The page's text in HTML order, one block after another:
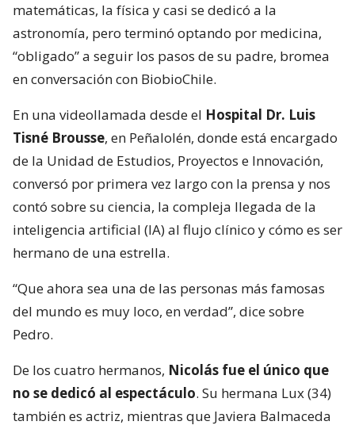
matemáticas, la física y casi se dedicó a la
astronomía, pero terminó optando por medicina,
“obligado” a seguir los pasos de su padre, bromea
en conversación con BiobioChile.
En una videollamada desde el Hospital Dr. Luis
Tisné Brousse, en Peñalolén, donde está encargado
de la Unidad de Estudios, Proyectos e Innovación,
conversó por primera vez largo con la prensa y nos
contó sobre su ciencia, la compleja llegada de la
inteligencia artificial (IA) al flujo clínico y cómo es ser
hermano de una estrella.
“Que ahora sea una de las personas más famosas
del mundo es muy loco, en verdad”, dice sobre
Pedro.
De los cuatro hermanos, Nicolás fue el único que
no se dedicó al espectáculo. Su hermana Lux (34)
también es actriz, mientras que Javiera Balmaceda